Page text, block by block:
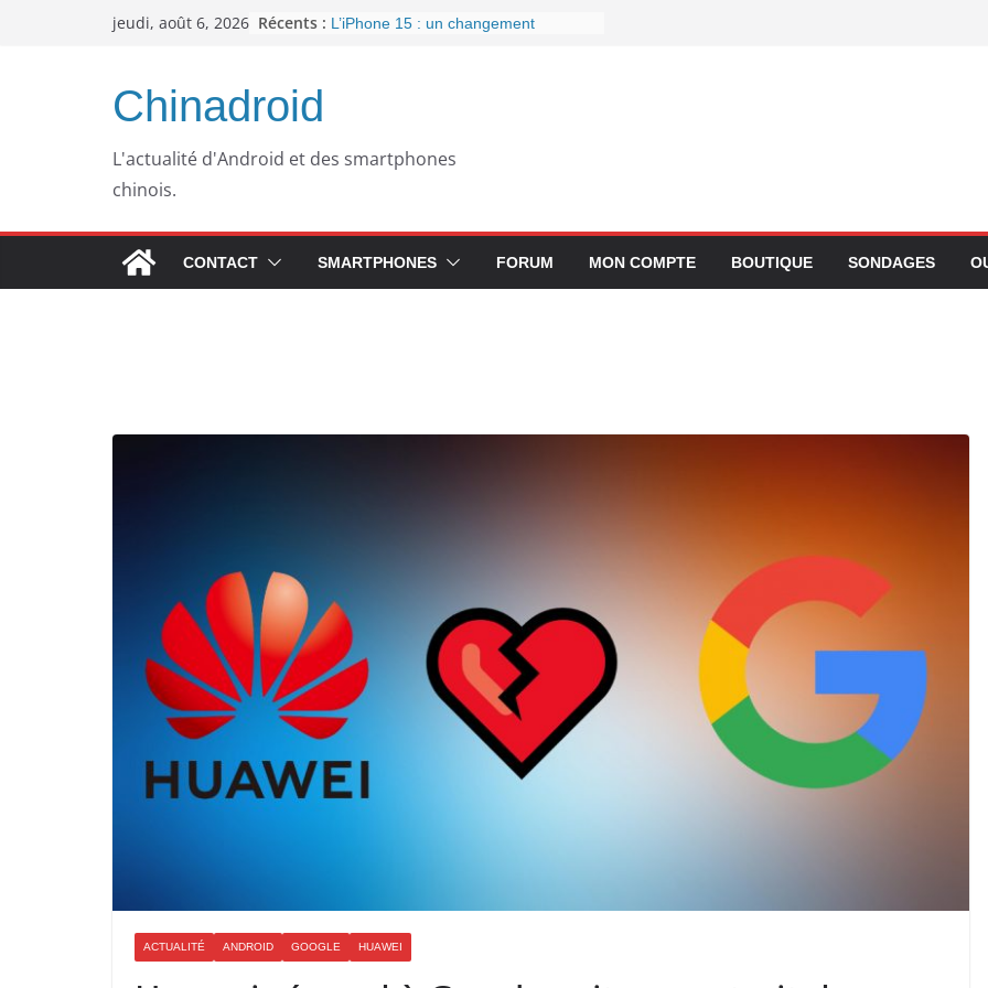
jeudi, août 6, 2026 Récents : L’iPhone 15 : un changement
septembre 2023
Chinadroid
L'actualité d'Android et des smartphones
chinois.
CONTACT SMARTPHONES FORUM MON COMPTE BOUTIQUE SONDAGES
ACTUALITÉ ANDROID GOOGLE HUAWEI